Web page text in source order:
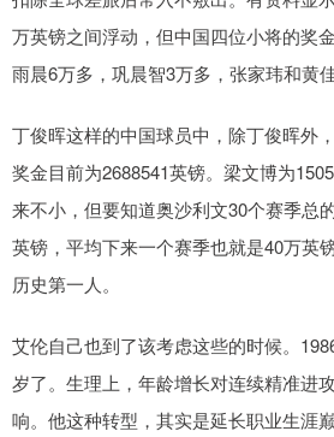
万英镑之间浮动，但中国四位小将的奖
雨晨6万多，巩晨智3万多，张家玮和黄
丁俊晖这样的中国球员中，除丁俊晖外
奖金目前为2688541英镑。梁文博为
来不小，但要知道奥沙利文30个赛季总
英镑，平均下来一个赛季也就是40万英
历史第一人。
艾伦自己也到了该考虑这些的时候。
岁了。生理上，年龄增长对连续精准进
响。他这种转型，其实是延长职业生涯